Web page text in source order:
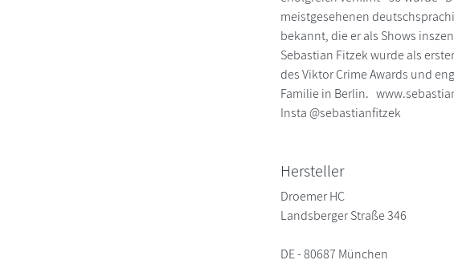
meistgesehenen
bekannt, die er als Shows
Sebastian Fitzek wurde als
des Viktor Crime Awards und
Familie in Berlin.
Insta @sebastianfitzek
Hersteller
Droemer HC
Landsberger Straße 346
DE - 80687 München